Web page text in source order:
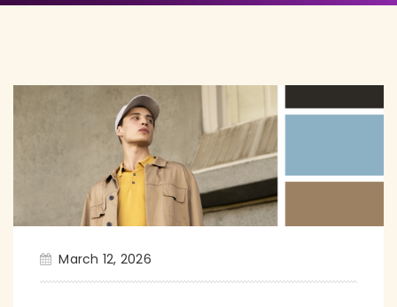
March 12, 2026